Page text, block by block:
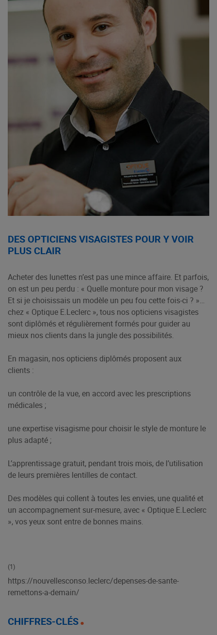
DES OPTICIENS VISAGISTES POUR Y VOIR
PLUS CLAIR
Acheter des lunettes n’est pas une mince affaire. Et parfois,
on est un peu perdu : « Quelle monture pour mon visage ?
Et si je choisissais un modèle un peu fou cette fois-ci ? »…
chez « Optique E.Leclerc », tous nos opticiens visagistes
sont diplômés et régulièrement formés pour guider au
mieux nos clients dans la jungle des possibilités.
En magasin, nos opticiens diplômés proposent aux
clients :
un contrôle de la vue, en accord avec les prescriptions
médicales ;
une expertise visagisme pour choisir le style de monture le
plus adapté ;
L’apprentissage gratuit, pendant trois mois, de l’utilisation
de leurs premières lentilles de contact.
Des modèles qui collent à toutes les envies, une qualité et
un accompagnement sur-mesure, avec « Optique E.Leclerc
», vos yeux sont entre de bonnes mains.
(1)
https://nouvellesconso.leclerc/depenses-de-sante-
remettons-a-demain/
CHIFFRES-CLÉS